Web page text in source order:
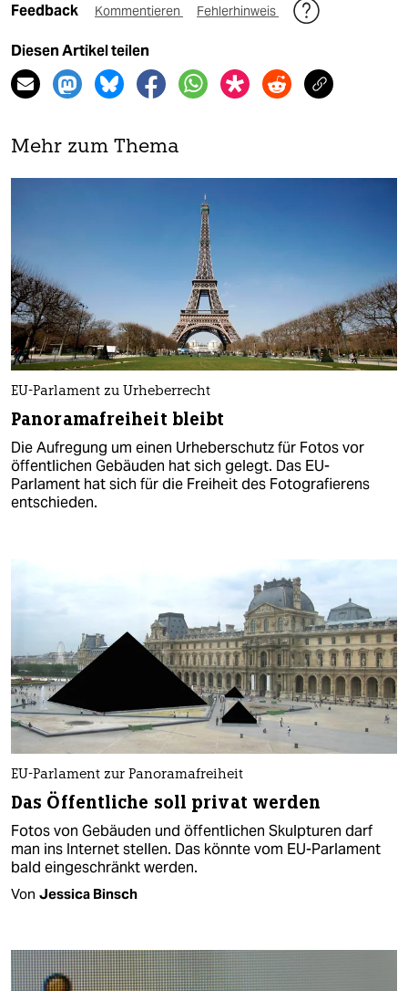
Feedback Kommentieren Fehlerhinweis
Diesen Artikel teilen
Mehr zum Thema
EU-Parlament zu Urheberrecht
Panoramafreiheit bleibt
Die Aufregung um einen Urheberschutz für Fotos vor
öffentlichen Gebäuden hat sich gelegt. Das EU-
Parlament hat sich für die Freiheit des Fotografierens
entschieden.
EU-Parlament zur Panoramafreiheit
Das Öffentliche soll privat werden
Fotos von Gebäuden und öffentlichen Skulpturen darf
man ins Internet stellen. Das könnte vom EU-Parlament
bald eingeschränkt werden.
Von Jessica Binsch